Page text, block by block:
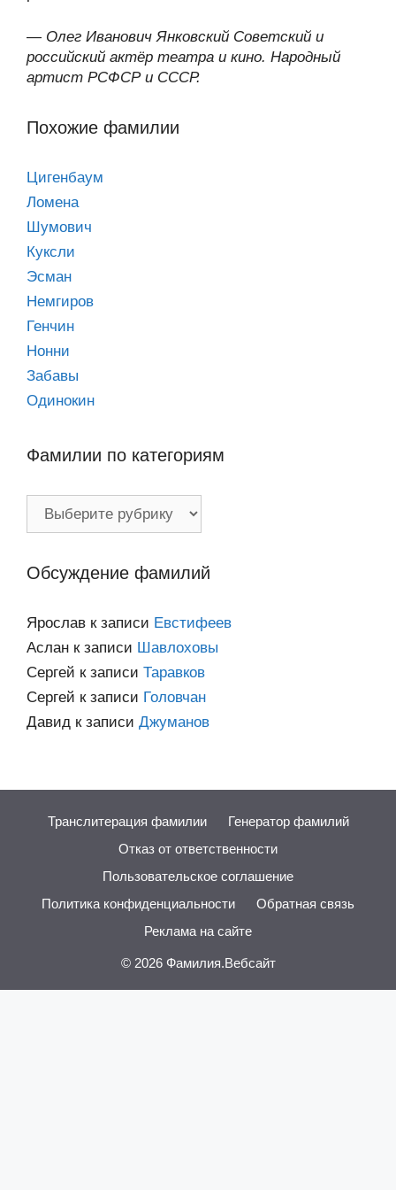
— Олег Иванович Янковский Советский и
российский актёр театра и кино. Народный
артист РСФСР и СССР.
Похожие фамилии
Цигенбаум
Ломена
Шумович
Куксли
Эсман
Немгиров
Генчин
Нонни
Забавы
Одинокин
Фамилии по категориям
Обсуждение фамилий
Ярослав к записи Евстифеев
Аслан к записи Шавлоховы
Сергей к записи Таравков
Сергей к записи Головчан
Давид к записи Джуманов
Транслитерация фамилии
Генератор фамилий
Отказ от ответственности
Пользовательское соглашение
Политика конфиденциальности
Обратная связь
Реклама на сайте
© 2026 Фамилия.Вебсайт